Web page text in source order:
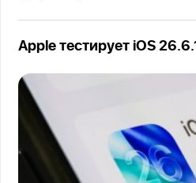
Apple тестирует iOS